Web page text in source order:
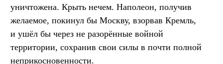
уничтожена. Крыть нечем. Наполеон, получив
желаемое, покинул бы Москву, взорвав Кремль,
и ушёл бы через не разорённые войной
территории, сохранив свои силы в почти полной
неприкосновенности.